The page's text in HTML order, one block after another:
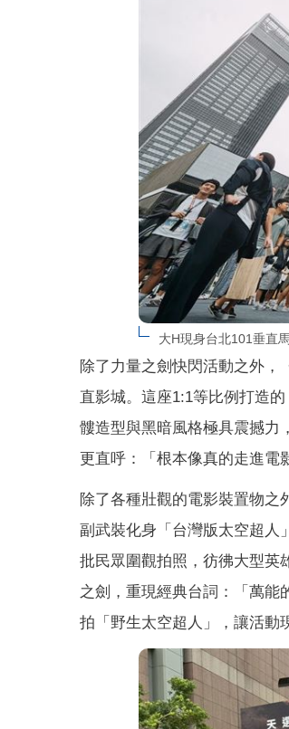
大H現身台北101垂直
除了力量之劍快閃活動之外，
直影城。這座1:1等比例打造
髏造型與黑暗風格極具震撼力
更直呼：「根本像真的走進電
除了各種壯觀的電影裝置物之
副武裝化身「台灣版太空超人
批民眾圍觀拍照，彷彿大型英
之劍，重現經典台詞：「萬能
拍「野生太空超人」，讓活動